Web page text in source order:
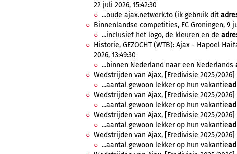
22 juli 2026, 15:42:30
...oude ajax.netwerk.to (ik gebruik dit
Binnenlandse competities, FC Groningen, 9
...inclusief het logo, de kleuren en de
Historie, GEZOCHT (WTB): Ajax - Hapoel
2026, 13:49:30
...binnen Nederland naar een Nederlands
Wedstrijden van Ajax, [Eredivisie 2025/2026]
...aantal gewoon lekker op hun vakantie
Wedstrijden van Ajax, [Eredivisie 2025/2026]
...aantal gewoon lekker op hun vakantie
Wedstrijden van Ajax, [Eredivisie 2025/2026]
...aantal gewoon lekker op hun vakantie
Wedstrijden van Ajax, [Eredivisie 2025/2026]
...aantal gewoon lekker op hun vakantie